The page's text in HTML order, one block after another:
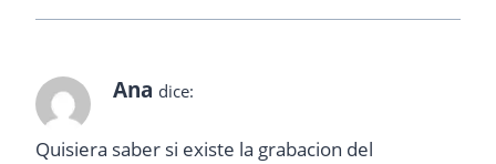
Ana dice:
Quisiera saber si existe la grabacion del